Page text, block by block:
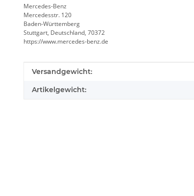
Mercedes-Benz
Mercedesstr. 120
Baden-Württemberg
Stuttgart, Deutschland, 70372
https://www.mercedes-benz.de
Produkteigenschaft
Wert
Versandgewicht:
Artikelgewicht: